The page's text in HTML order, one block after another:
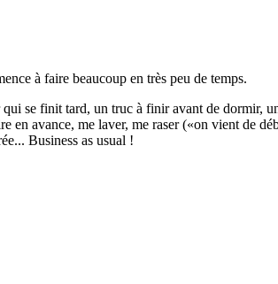
à faire beaucoup en très peu de temps.
se finit tard, un truc à finir avant de dormir,
en avance, me laver, me raser ( on vient de
Business as usual !